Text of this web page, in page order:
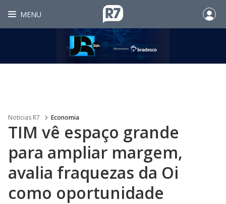
MENU
Noticias R7 Economia
TIM vê espaço grande
para ampliar margem,
avalia fraquezas da Oi
como oportunidade